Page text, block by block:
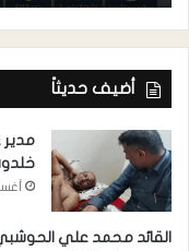
أضيف حديثاً
القائد محمد علي